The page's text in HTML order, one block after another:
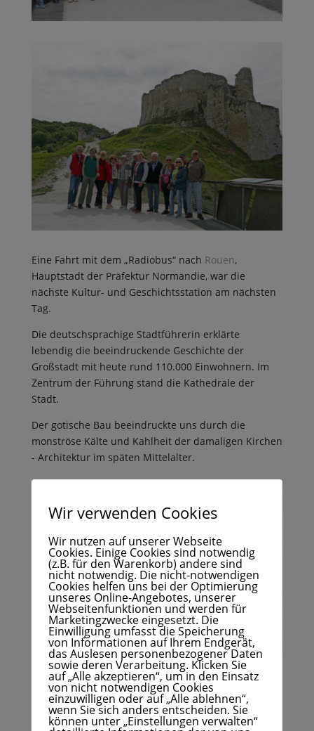
Eine Fahrt mit dem „Radiobus“ nach Rouen,
Hauptstadt der Präfektur Normandie, war die
nächste Kultur- und Geschichtsstation am nächsten
Tag.
Die deutschsprachige Stadtführerin erklärte
lebendig die beeindruckende Geschichte der
Großstadt mit heute rund 110.000 Einwohnern. Im
Zentrum der Führung stand die Kathedrale der
Stadt.
Der gotische Bau beeindruckte uns durch die
monströse Kälte und Kahlheit der damaligen Kirchen
- Architektur im späten Mittelalter.
Wir verwenden Cookies
Wir nutzen auf unserer Webseite
Cookies. Einige Cookies sind notwendig
(z.B. für den Warenkorb) andere sind
nicht notwendig. Die nicht-notwendigen
Cookies helfen uns bei der Optimierung
unseres Online-Angebotes, unserer
Webseitenfunktionen und werden für
Marketingzwecke eingesetzt. Die
Einwilligung umfasst die Speicherung
von Informationen auf Ihrem Endgerät,
das Auslesen personenbezogener Daten
sowie deren Verarbeitung. Klicken Sie
auf „Alle akzeptieren“, um in den Einsatz
von nicht notwendigen Cookies
einzuwilligen oder auf „Alle ablehnen“,
wenn Sie sich anders entscheiden. Sie
können unter „Einstellungen verwalten“